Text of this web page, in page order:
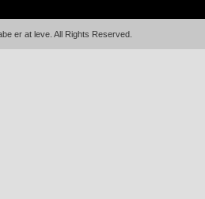
er at leve. All Rights Reserved.